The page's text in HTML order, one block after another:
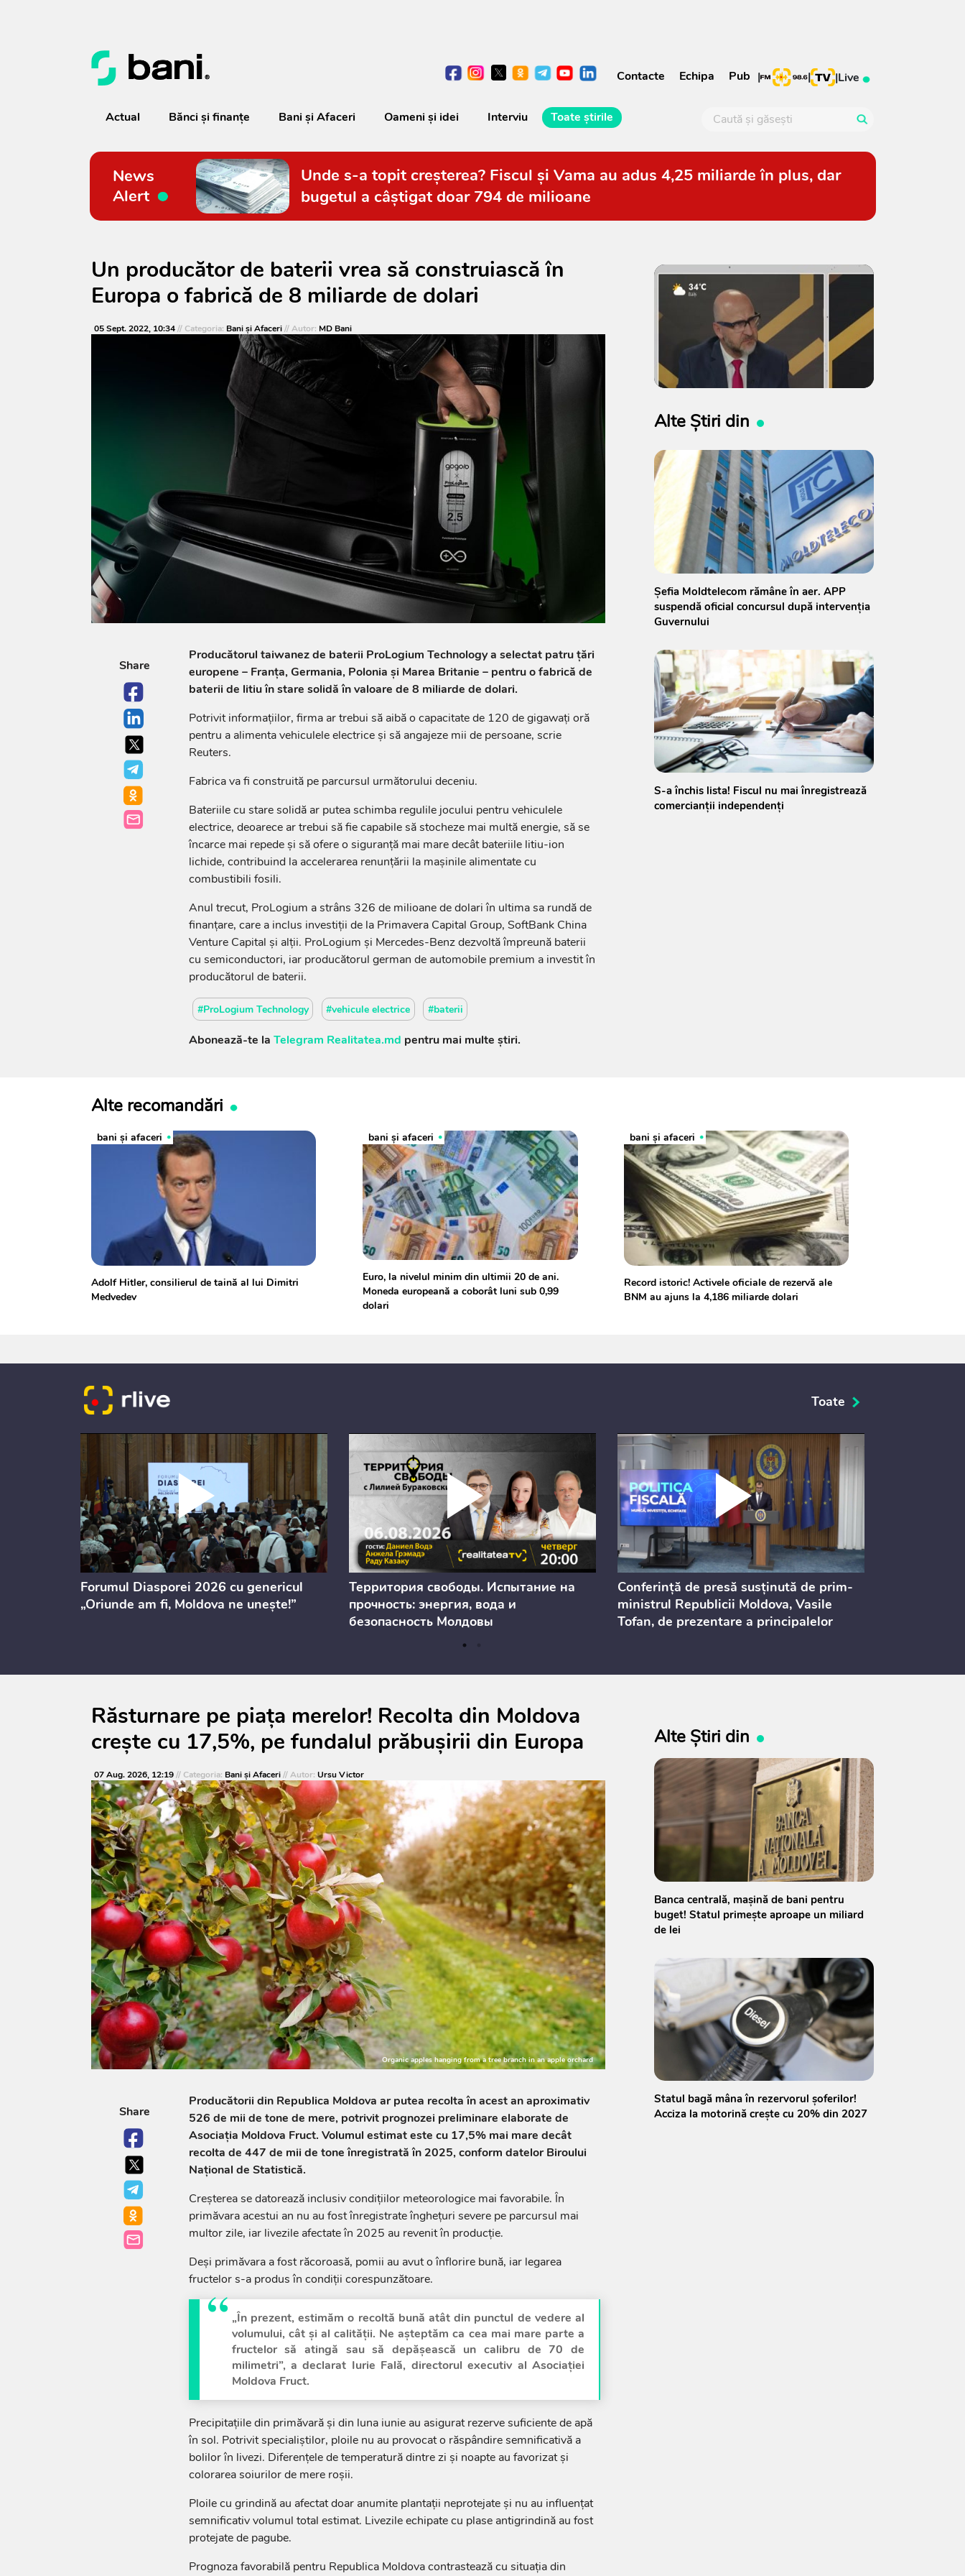
Contacte Echipa Pub | | |Live
Actual Bănci şi finanţe Bani și Afaceri Oameni şi idei Interviu Toate știrile
News
Alert
Unde s-a topit creșterea? Fiscul și Vama au adus 4,25 miliarde în plus, dar
bugetul a câștigat doar 794 de milioane
Un producător de baterii vrea să construiască în
Europa o fabrică de 8 miliarde de dolari
05 Sept. 2022, 10:34// Categoria: Bani și Afaceri// Autor: MD Bani
Share
Producătorul taiwanez de baterii ProLogium Technology a selectat patru ţări
europene – Franţa, Germania, Polonia şi Marea Britanie – pentru o fabrică de
baterii de litiu în stare solidă în valoare de 8 miliarde de dolari.
Potrivit informațiilor, firma ar trebui să aibă o capacitate de 120 de gigawaţi oră
pentru a alimenta vehiculele electrice şi să angajeze mii de persoane, scrie
Reuters.
Fabrica va fi construită pe parcursul următorului deceniu.
Bateriile cu stare solidă ar putea schimba regulile jocului pentru vehiculele
electrice, deoarece ar trebui să fie capabile să stocheze mai multă energie, să se
încarce mai repede şi să ofere o siguranţă mai mare decât bateriile litiu-ion
lichide, contribuind la accelerarea renunţării la maşinile alimentate cu
combustibili fosili.
Anul trecut, ProLogium a strâns 326 de milioane de dolari în ultima sa rundă de
finanţare, care a inclus investiţii de la Primavera Capital Group, SoftBank China
Venture Capital şi alţii. ProLogium şi Mercedes-Benz dezvoltă împreună baterii
cu semiconductori, iar producătorul german de automobile premium a investit în
producătorul de baterii.
#ProLogium Technology #vehicule electrice #baterii
Abonează-te la Telegram Realitatea.md pentru mai multe știri.
Alte Știri din
Șefia Moldtelecom rămâne în aer. APP
suspendă oficial concursul după intervenția
Guvernului
S-a închis lista! Fiscul nu mai înregistrează
comercianții independenți
Alte recomandări
bani și afaceri
Adolf Hitler, consilierul de taină al lui Dimitri
Medvedev
bani și afaceri
Euro, la nivelul minim din ultimii 20 de ani.
Moneda europeană a coborât luni sub 0,99
dolari
bani și afaceri
Record istoric! Activele oficiale de rezervă ale
BNM au ajuns la 4,186 miliarde dolari
Toate
Forumul Diasporei 2026 cu genericul
„Oriunde am fi, Moldova ne unește!”
Территория свободы. Испытание на
прочность: энергия, вода и
безопасность Молдовы
Conferință de presă susținută de prim-
ministrul Republicii Moldova, Vasile
Tofan, de prezentare a principalelor
consultărilor publice
Răsturnare pe piața merelor! Recolta din Moldova
crește cu 17,5%, pe fundalul prăbușirii din Europa
07 Aug. 2026, 12:19// Categoria: Bani și Afaceri// Autor: Ursu Victor
Organic apples hanging from a tree branch in an apple orchard
Share
Producătorii din Republica Moldova ar putea recolta în acest an aproximativ
526 de mii de tone de mere, potrivit prognozei preliminare elaborate de
Asociația Moldova Fruct. Volumul estimat este cu 17,5% mai mare decât
recolta de 447 de mii de tone înregistrată în 2025, conform datelor Biroului
Național de Statistică.
Creșterea se datorează inclusiv condițiilor meteorologice mai favorabile. În
primăvara acestui an nu au fost înregistrate înghețuri severe pe parcursul mai
multor zile, iar livezile afectate în 2025 au revenit în producție.
Deși primăvara a fost răcoroasă, pomii au avut o înflorire bună, iar legarea
fructelor s-a produs în condiții corespunzătoare.
„În prezent, estimăm o recoltă bună atât din punctul de vedere al
volumului, cât și al calității. Ne așteptăm ca cea mai mare parte a
fructelor să atingă sau să depășească un calibru de 70 de
milimetri”, a declarat Iurie Fală, directorul executiv al Asociației
Moldova Fruct.
Precipitațiile din primăvară și din luna iunie au asigurat rezerve suficiente de apă
în sol. Potrivit specialiștilor, ploile nu au provocat o răspândire semnificativă a
bolilor în livezi. Diferențele de temperatură dintre zi și noapte au favorizat și
colorarea soiurilor de mere roșii.
Ploile cu grindină au afectat doar anumite plantații neprotejate și nu au influențat
semnificativ volumul total estimat. Livezile echipate cu plase antigrindină au fost
protejate de pagube.
Prognoza favorabilă pentru Republica Moldova contrastează cu situația din
Alte Știri din
Banca centrală, mașină de bani pentru
buget! Statul primește aproape un miliard
de lei
Statul bagă mâna în rezervorul șoferilor!
Acciza la motorină crește cu 20% din 2027